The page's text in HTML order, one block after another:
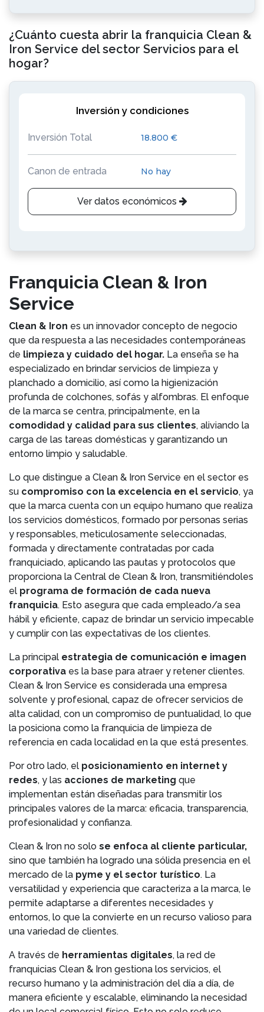
¿Cuánto cuesta abrir la franquicia Clean &
Iron Service del sector Servicios para el
hogar?
Inversión y condiciones
Inversión Total 18.800 €
Canon de entrada No hay
Ver datos económicos
Franquicia Clean & Iron
Service
Clean & Iron es un innovador concepto de negocio
que da respuesta a las necesidades contemporáneas
de limpieza y cuidado del hogar. La enseña se ha
especializado en brindar servicios de limpieza y
planchado a domicilio, así como la higienización
profunda de colchones, sofás y alfombras. El enfoque
de la marca se centra, principalmente, en la
comodidad y calidad para sus clientes, aliviando la
carga de las tareas domésticas y garantizando un
entorno limpio y saludable.
Lo que distingue a Clean & Iron Service en el sector es
su compromiso con la excelencia en el servicio, ya
que la marca cuenta con un equipo humano que realiza
los servicios domésticos, formado por personas serias
y responsables, meticulosamente seleccionadas,
formada y directamente contratadas por cada
franquiciado, aplicando las pautas y protocolos que
proporciona la Central de Clean & Iron, transmitiéndoles
el programa de formación de cada nueva
franquicia. Esto asegura que cada empleado/a sea
hábil y eficiente, capaz de brindar un servicio impecable
y cumplir con las expectativas de los clientes.
La principal estrategia de comunicación e imagen
corporativa es la base para atraer y retener clientes.
Clean & Iron Service es considerada una empresa
solvente y profesional, capaz de ofrecer servicios de
alta calidad, con un compromiso de puntualidad, lo que
la posiciona como la franquicia de limpieza de
referencia en cada localidad en la que está presentes.
Por otro lado, el posicionamiento en internet y
redes, y las acciones de marketing que
implementan están diseñadas para transmitir los
principales valores de la marca: eficacia, transparencia,
profesionalidad y confianza.
Clean & Iron no solo se enfoca al cliente particular,
sino que también ha logrado una sólida presencia en el
mercado de la pyme y el sector turístico. La
versatilidad y experiencia que caracteriza a la marca, le
permite adaptarse a diferentes necesidades y
entornos, lo que la convierte en un recurso valioso para
una variedad de clientes.
A través de herramientas digitales, la red de
franquicias Clean & Iron gestiona los servicios, el
recurso humano y la administración del día a día, de
manera eficiente y escalable, eliminando la necesidad